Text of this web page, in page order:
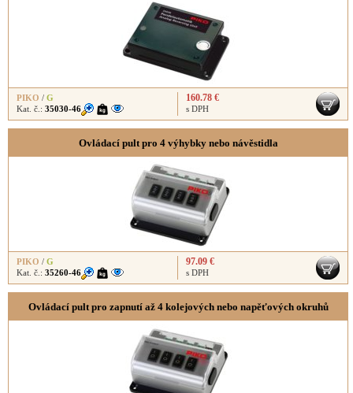
PIKO / G
Kat. č.: 35030-46
160.78 €
s DPH
Ovládací pult pro 4 výhybky nebo návěstidla
PIKO / G
Kat. č.: 35260-46
97.09 €
s DPH
Ovládací pult pro zapnutí až 4 kolejových nebo napěťových okruhů